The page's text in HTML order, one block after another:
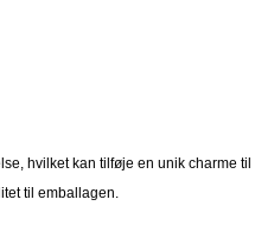
hvilket kan tilføje en unik charme til
til emballagen.